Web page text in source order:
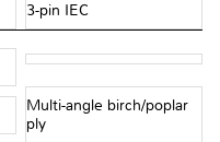
3-pin IEC
Multi-angle birch/poplar
ply